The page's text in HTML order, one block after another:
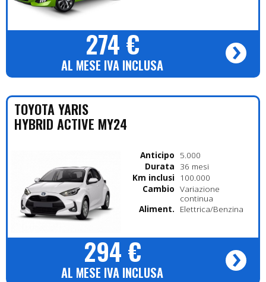
274 €
AL MESE IVA INCLUSA
TOYOTA YARIS
HYBRID ACTIVE MY24
Anticipo 5.000
Durata 36 mesi
Km inclusi 100.000
Cambio Variazione
continua
Alimentazione
Elettrica/Benzina
294 €
AL MESE IVA INCLUSA